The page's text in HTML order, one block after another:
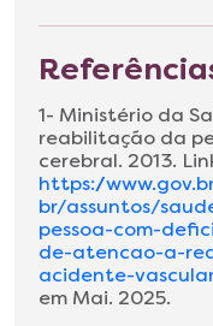
1- Ministério da
reabilitação da
cerebral. 2013.
https://
br/assuntos/
pessoa-com-
de-atencao-a-
acidente-
em Mai. 2025.